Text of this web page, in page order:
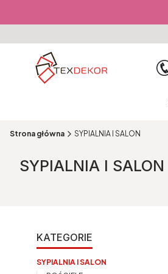
Strona główna SYPIALNIA I SALON
SYPIALNIA I SALON
KATEGORIE
SYPIALNIA I SALON